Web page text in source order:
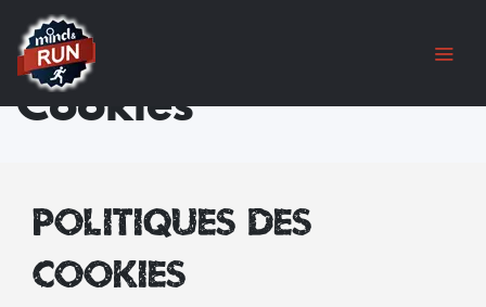
Politique des
Cookies
Politiques des
cookies
Chers joueurs, Nous sommes temporairement
fermés suite à un dégât des eaux ayant touché
l'ensemble de notre établissement.
Les travaux avancent et nous vous retrouverons
prochainement avec des nouveautés. Merci pour
votre soutien